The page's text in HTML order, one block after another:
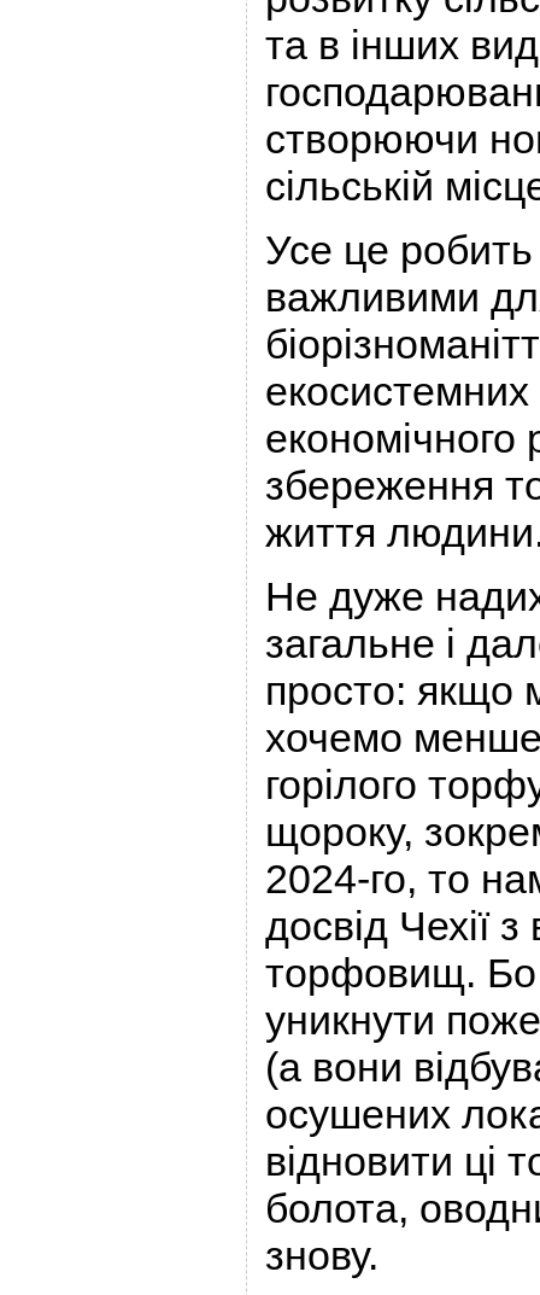
та в інших
створюючи
сільській
Усе це
важливими
екосистемних
економічного
збереження
життя
Не дуже
загальне і
просто: якщо
хочемо
горілого
щороку,
2024-го, то
досвід Чехії
торфовищ. Бо
уникнути
(а вони
осушених
відновити ці
болота,
знову.